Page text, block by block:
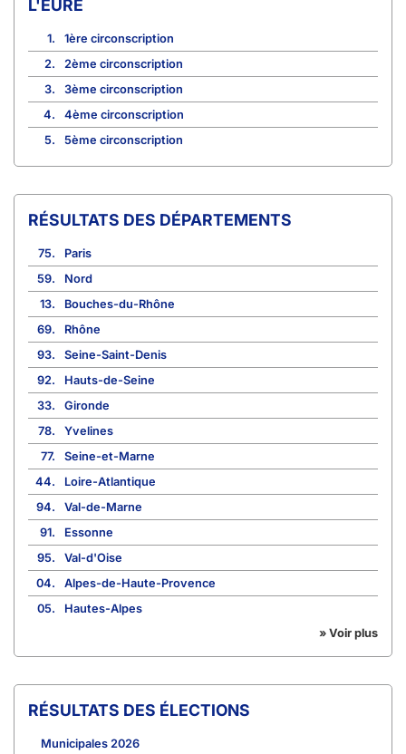
L'EURE
1.
1ère circonscription
2.
2ème circonscription
3.
3ème circonscription
4.
4ème circonscription
5.
5ème circonscription
RÉSULTATS DES DÉPARTEMENTS
75.
Paris
59.
Nord
13.
Bouches-du-Rhône
69.
Rhône
93.
Seine-Saint-Denis
92.
Hauts-de-Seine
33.
Gironde
78.
Yvelines
77.
Seine-et-Marne
44.
Loire-Atlantique
94.
Val-de-Marne
91.
Essonne
95.
Val-d'Oise
04.
Alpes-de-Haute-Provence
05.
Hautes-Alpes
» Voir plus
RÉSULTATS DES ÉLECTIONS
Municipales 2026